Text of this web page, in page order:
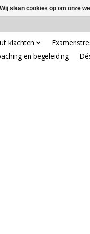
klachten
en begeleiding
Wij slaan cookies op om onze